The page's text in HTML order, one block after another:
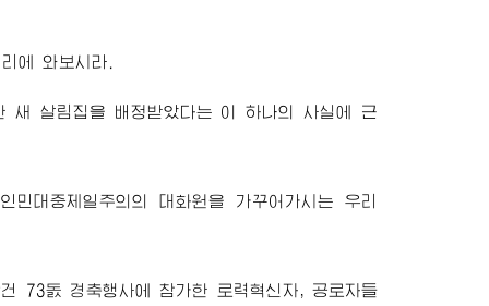
에 와보시라.
새 살림집을 배정받았다는 이 하나의 사실에 근
대중제일주의의 대화원을 가꾸어가시는 우리
73돐 경축행사에 참가한 로력혁신자, 공로자들